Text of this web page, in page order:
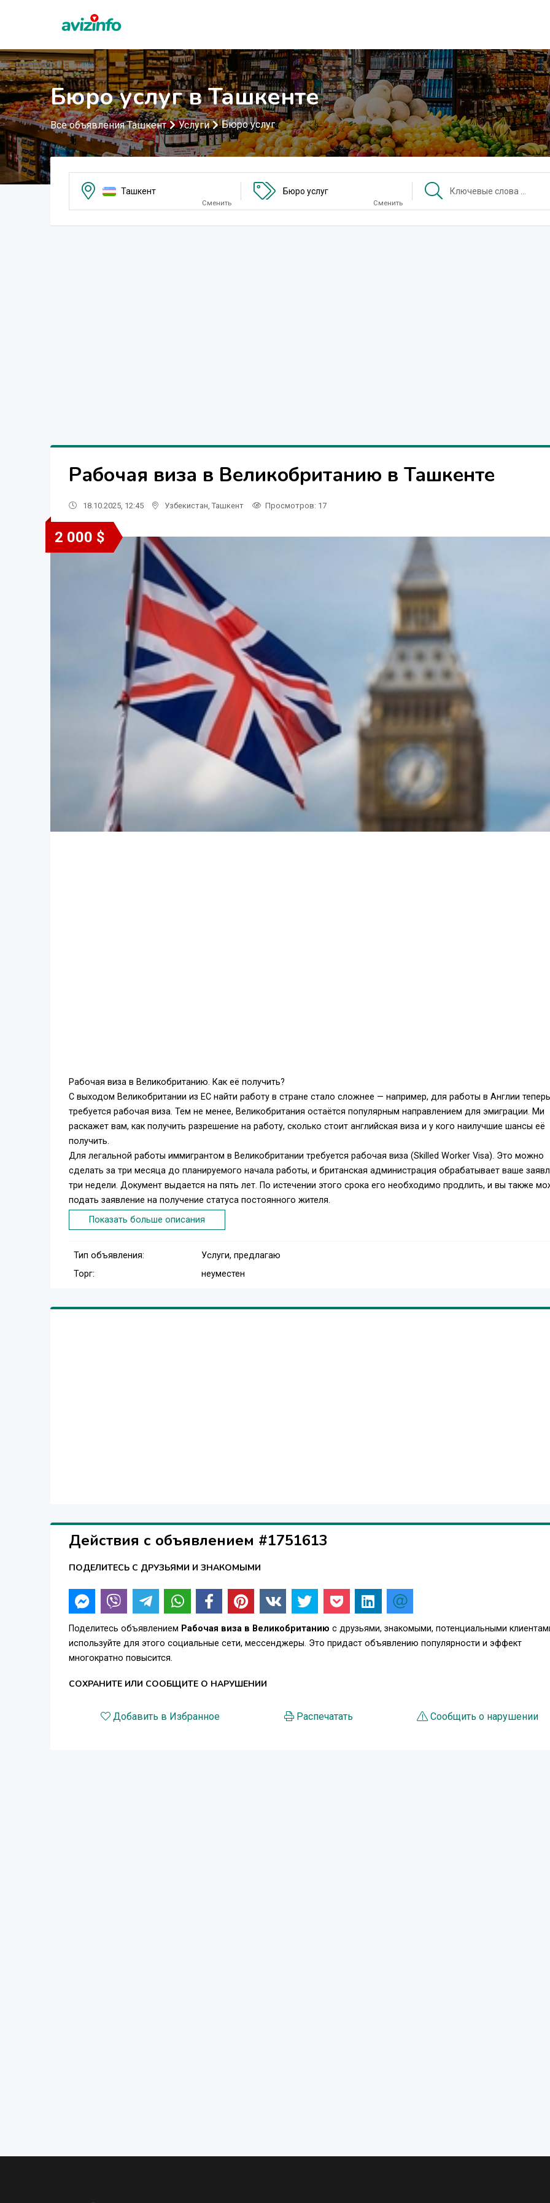
Бюро услуг в Ташкенте
Все объявления Ташкент Услуги Бюро услуг
Ташкент
Сменить
Бюро услуг
Сменить
Рабочая виза в Великобританию в Ташкенте
18.10.2025, 12:45 Узбекистан Ташкент Просмотров: 17
2 000 $
Рабочая виза в Великобританию. Как её получить?
С выходом Великобритании из ЕС найти работу в стране стало сложнее — например, для работы в Англии теперь
требуется рабочая виза. Тем не менее, Великобритания остаётся популярным направлением для эмиграции. Ми
раскажет вам, как получить разрешение на работу, сколько стоит английская виза и у кого наилучшие шансы её
получить.
Для легальной работы иммигрантом в Великобритании требуется рабочая виза (Skilled Worker Visa). Это можно
сделать за три месяца до планируемого начала работы, и британская администрация обрабатывает ваше
три недели. Документ выдается на пять лет. По истечении этого срока его необходимо продлить, и вы также
подать заявление на получение статуса постоянного жителя.
Чтобы иметь шанс устроиться на работу, помимо подачи заявления, необходимо соответствовать
• иметь гарантированную занятость по профессии, которая дает право на получение визы,
• получить сертификат от вашего работодателя ( Сертификат спонсорства ),
Показать больше описания
Тип объявления:
Услуги, предлагаю
Торг:
неуместен
Действия с объявлением #1751613
ПОДЕЛИТЕСЬ С ДРУЗЬЯМИ И ЗНАКОМЫМИ
Поделитесь объявлением Рабочая виза в Великобританию с друзьями, знакомыми, потенциальными
используйте для этого социальные сети, мессенджеры. Это придаст объявлению популярности и эффект
многократно повысится.
СОХРАНИТЕ ИЛИ СООБЩИТЕ О НАРУШЕНИИ
Добавить в Избранное Распечатать Сообщить о нарушении